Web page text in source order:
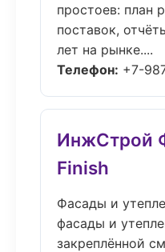
простоев: план
поставок,
лет на рынке....
Телефон: +7-
ИнжСтрой
Finish
Фасады и
фасады и
закреплённой